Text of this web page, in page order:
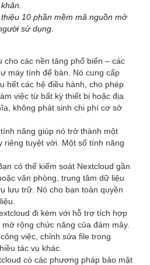
10 phần mềm mã nguồn mở
sử dụng.
cho các nền tảng phổ biến – các
máy tính để bàn. Nó cung cấp
hết các hệ điều hành, cho phép
việc từ bất kỳ thiết bị hoặc địa
không phát sinh chi phí cơ sở
năng giúp nó trở thành một
riêng tuyệt vời. Một số tính năng
có thể kiểm soát Nextcloud gần
văn phòng, trung tâm dữ liệu
lưu trữ. Nó cho bạn toàn quyền
đi kèm với hỗ trợ tích hợp
rộng chức năng của đám mây.
việc, chỉnh sửa file trong
tác vụ khác.
có các phương pháp bảo mật